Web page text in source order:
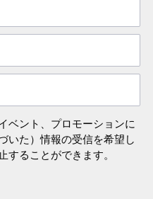
ベント、プロモーションに
いた）情報の受信を希望し
することができます。